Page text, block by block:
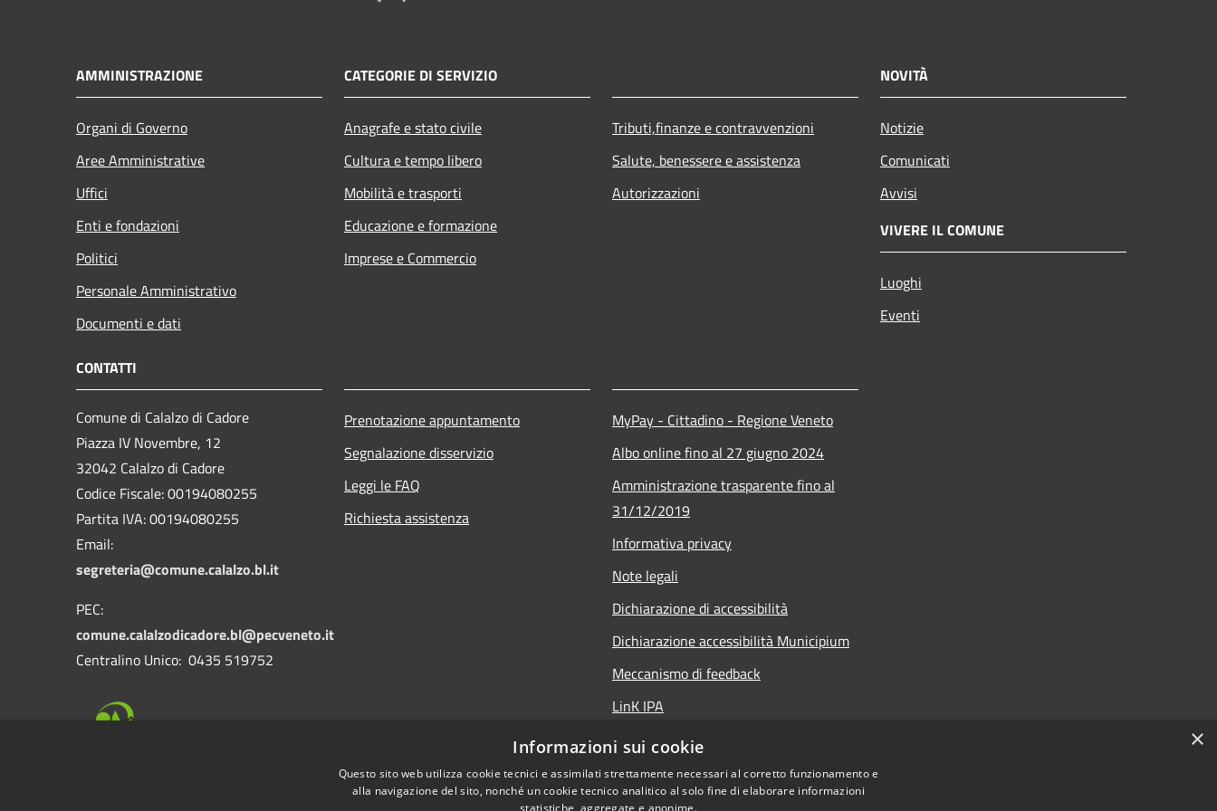
AMMINISTRAZIONE
Organi di Governo
Aree Amministrative
Uffici
Enti e fondazioni
Politici
Personale Amministrativo
Documenti e dati
CATEGORIE DI SERVIZIO
Anagrafe e stato civile
Cultura e tempo libero
Mobilità e trasporti
Educazione e formazione
Imprese e Commercio
Tributi,finanze e contravvenzioni
Salute, benessere e assistenza
Autorizzazioni
NOVITÀ
Notizie
Comunicati
Avvisi
VIVERE IL COMUNE
Luoghi
Eventi
CONTATTI
Comune di Calalzo di Cadore
Piazza IV Novembre, 12
32042 Calalzo di Cadore
Codice Fiscale: 00194080255
Partita IVA: 00194080255
Email:
segreteria@comune.calalzo.bl.it
PEC:
comune.calalzodicadore.bl@pecveneto.it
Centralino Unico: 0435 519752
Prenotazione appuntamento
Segnalazione disservizio
Leggi le FAQ
Richiesta assistenza
MyPay - Cittadino - Regione Veneto
Albo online fino al 27 giugno 2024
Amministrazione trasparente fino al
31/12/2019
Informativa privacy
Note legali
Dichiarazione di accessibilità
Dichiarazione accessibilità Municipium
Meccanismo di feedback
LinK IPA
Social media policy
×
Informazioni sui cookie
Questo sito web utilizza cookie tecnici e assimilati strettamente necessari al corretto funzionamento e
alla navigazione del sito, nonché un cookie tecnico analitico al solo fine di elaborare informazioni
statistiche, aggregate e anonime.